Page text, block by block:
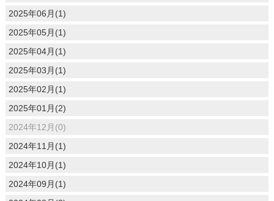
2025年06月(1)
2025年05月(1)
2025年04月(1)
2025年03月(1)
2025年02月(1)
2025年01月(2)
2024年12月(0)
2024年11月(1)
2024年10月(1)
2024年09月(1)